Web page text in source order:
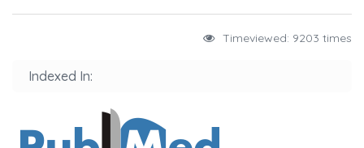
Timeviewed: 9203 times
Indexed In: